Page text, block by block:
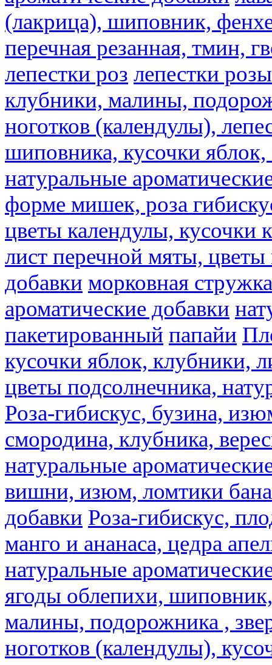
(лакрица), шиповник,
перечная резанная, тмин,
лепестки роз лепестки розы
клубники, малины,
ноготков (календулы),
шиповника, кусочки
натуральные
форме мишек, роза
цветы календулы, кусочки
лист перечной мяты,
добавки морковная стружка
ароматические добавки
пакетированный папайи
кусочки яблок, клубники,
цветы подсолнечника,
Роза-гибискус, бузина,
смородина, клубника,
натуральные
вишни, изюм, ломтики
добавки Роза-гибискус,
манго и ананаса, цедра
натуральные
ягоды облепихи,
малины, подорожника ,
ноготков (календулы),